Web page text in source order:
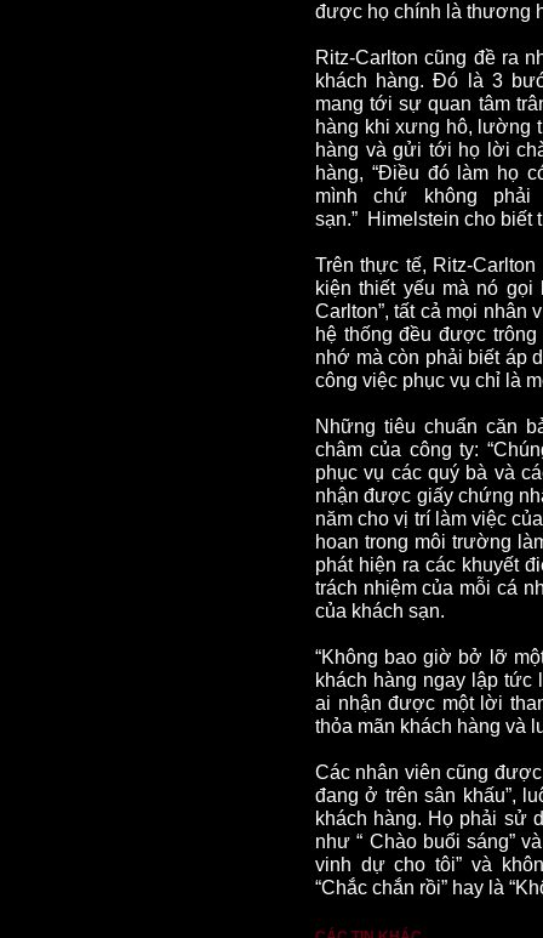
được họ chính là thương
Ritz-Carlton cũng đề ra
khách hàng. Đó là 3
mang tới sự quan tâm
hàng khi xưng hô, lường
hàng và gửi tới họ lời
hàng, “Điều đó làm họ
mình chứ không
sạn.” Himelstein cho biết
Trên thực tế, Ritz-
kiện thiết yếu mà nó gọi
Carlton”, tất cả mọi nhân
hệ thống đều được
nhớ mà còn phải biết áp
công việc phục vụ chỉ là
Những tiêu chuẩn căn
châm của công ty:
phục vụ các quý bà và
nhận được giấy chứng
năm cho vị trí làm việc
hoan trong môi trường
phát hiện ra các khuyết
trách nhiệm của mỗi cá
của khách sạn.
“Không bao giờ bở lỡ
khách hàng ngay lập tức
ai nhận được một lời
thỏa mãn khách hàng và
Các nhân viên cũng
đang ở trên sân khấu”,
khách hàng. Họ phải sử
như “ Chào buổi sáng”
vinh dự cho tôi” và
“Chắc chắn rồi” hay là